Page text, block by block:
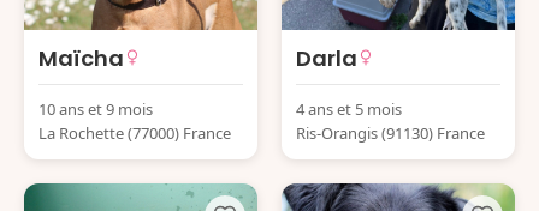
Maïcha
10 ans et 9 mois
La Rochette (77000) France
Darla
4 ans et 5 mois
Ris-Orangis (91130) France